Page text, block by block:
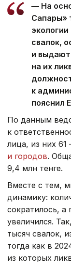
— На
Сапары»
свалок,
и
на их
к
пояснил
По данным
к
лица, из них
и городов.
9,4 млн тенге.
Вместе с тем,
динамику:
сократилось, а
увеличился.
тысяч свалок,
тогда как в
из которых